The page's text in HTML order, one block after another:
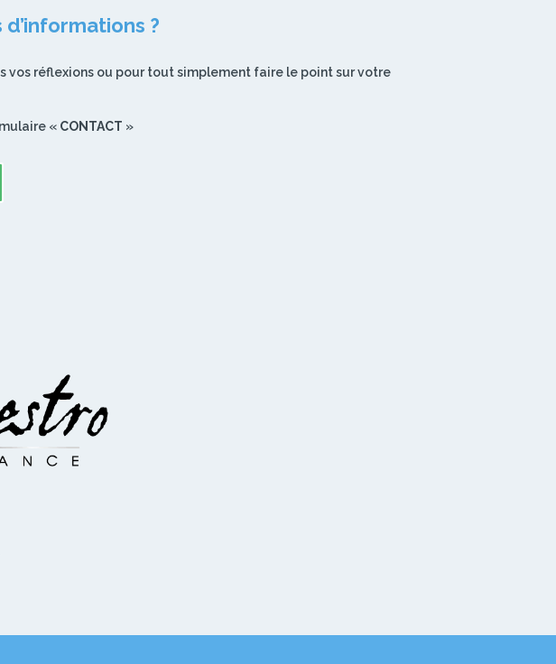
?
vos réflexions ou pour tout simplement faire le point sur votre
« CONTACT »